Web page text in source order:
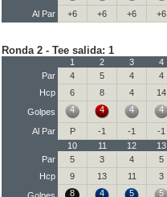
Al Par +6 +6 +6 +6
Ronda 2 - Tee salida: 1
1 2 3 4
Par
4 5 4 4
Hcp
6 8 4 14
Golpes
4 4 4 4
Al Par P -1 -1 -1
10
11 12 13
Par
5 3 4 5
Hcp
9 13 11 3
8 4 5 5